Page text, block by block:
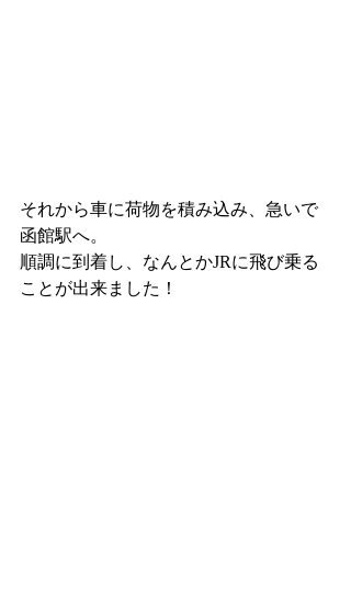
それから車に荷物を積み込み、急いで
函館駅へ。
順調に到着し、なんとかJRに飛び乗る
ことが出来ました！